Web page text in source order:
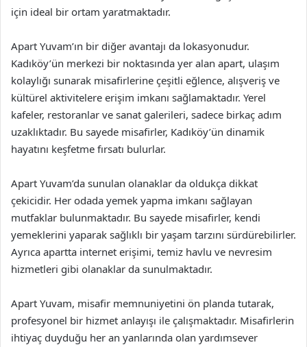
için ideal bir ortam yaratmaktadır.
Apart Yuvam’ın bir diğer avantajı da lokasyonudur.
Kadıköy’ün merkezi bir noktasında yer alan apart, ulaşım
kolaylığı sunarak misafirlerine çeşitli eğlence, alışveriş ve
kültürel aktivitelere erişim imkanı sağlamaktadır. Yerel
kafeler, restoranlar ve sanat galerileri, sadece birkaç adım
uzaklıktadır. Bu sayede misafirler, Kadıköy’ün dinamik
hayatını keşfetme fırsatı bulurlar.
Apart Yuvam’da sunulan olanaklar da oldukça dikkat
çekicidir. Her odada yemek yapma imkanı sağlayan
mutfaklar bulunmaktadır. Bu sayede misafirler, kendi
yemeklerini yaparak sağlıklı bir yaşam tarzını sürdürebilirler.
Ayrıca apartta internet erişimi, temiz havlu ve nevresim
hizmetleri gibi olanaklar da sunulmaktadır.
Apart Yuvam, misafir memnuniyetini ön planda tutarak,
profesyonel bir hizmet anlayışı ile çalışmaktadır. Misafirlerin
ihtiyaç duyduğu her an yanlarında olan yardımsever